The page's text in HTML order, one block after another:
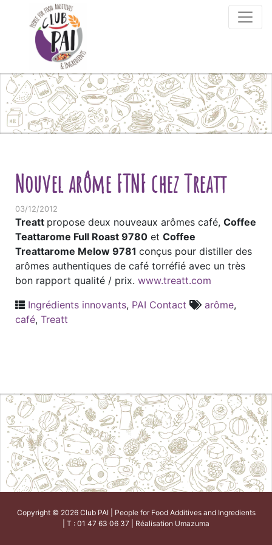
Skip to content
Nouvel arôme FTNF chez Treatt
03/12/2012
Treatt propose deux nouveaux arômes café, Coffee
Teattarome Full Roast 9780 et Coffee
Treattarome Melow 9781 conçus pour distiller des
arômes authentiques de café torréfié avec un très
bon rapport qualité / prix. www.treatt.com
Ingrédients innovants, PAI Contact arôme,
café, Treatt
Copyright © 2026 Club PAI | People for Food Additives and Ingredients
| T : 01 47 63 06 37 | Réalisation Umazuma